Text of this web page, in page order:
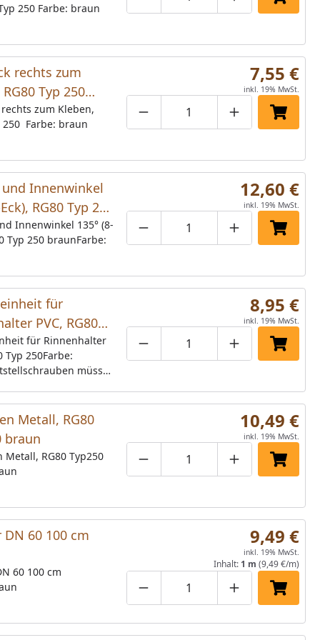
250 Farbe: braun
Produktmenge um eins
Produktmenge manuell
Produktmenge
In den
rechts zum
Typ 250
Stück)zum Kleben,
250 Farbe: braun
Produktmenge um eins
Produktmenge manuell
Produktmenge
In den
7,55 €
inkl. 19% MwSt.
Innenwinkel
RG80 Typ 250
Innenwinkel 135° (8-
Typ 250 braunFarbe:
Produktmenge um eins
Produktmenge manuell
Produktmenge
In den
12,60 €
inkl. 19% MwSt.
für
PVC, RG80
braunfür Rinnenhalter
Typ 250Farbe:
müssen
Produktmenge um eins
Produktmenge manuell
Produktmenge
In den
8,95 €
inkl. 19% MwSt.
Metall, RG80
braun
Metall, RG80 Typ250
Produktmenge um eins
Produktmenge manuell
Produktmenge
In den
10,49 €
inkl. 19% MwSt.
DN 60 100 cm
60 100 cm
Produktmenge um eins
Produktmenge manuell
Produktmenge
In den
9,49 €
inkl. 19% MwSt.
Inhalt: 1 m (9,49 €/m)